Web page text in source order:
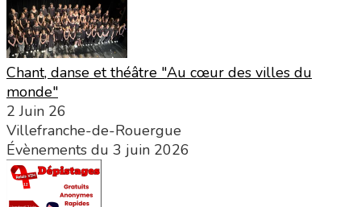
Chant, danse et théâtre "Au cœur des villes du
monde"
2 Juin 26
Villefranche-de-Rouergue
Évènements du 3 juin 2026